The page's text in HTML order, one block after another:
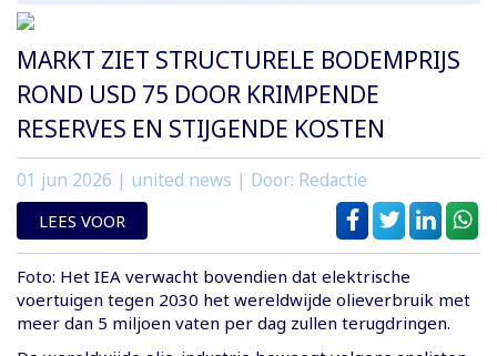
MARKT ZIET STRUCTURELE BODEMPRIJS
ROND USD 75 DOOR KRIMPENDE
RESERVES EN STIJGENDE KOSTEN
01 jun 2026 | united news | Door: Redactie
LEES VOOR
Foto: Het IEA verwacht bovendien dat elektrische
voertuigen tegen 2030 het wereldwijde olieverbruik met
meer dan 5 miljoen vaten per dag zullen terugdringen.